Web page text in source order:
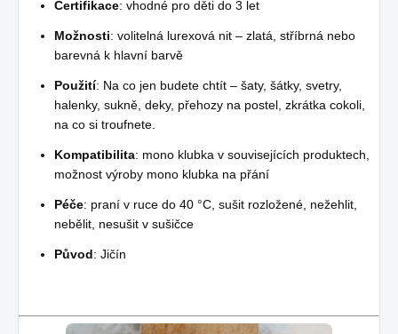
Certifikace: vhodné pro děti do 3 let
Možnosti: volitelná lurexová nit – zlatá, stříbrná nebo
barevná k hlavní barvě
Použití: Na co jen budete chtít – šaty, šátky, svetry,
halenky, sukně, deky, přehozy na postel, zkrátka cokoli,
na co si troufnete.
Kompatibilita: mono klubka v souvisejících produktech,
možnost výroby mono klubka na přání
Péče: praní v ruce do 40 °C, sušit rozložené, nežehlit,
nebělit, nesušit v sušičce
Původ: Jičín